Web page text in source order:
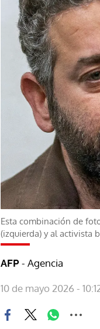
Esta combinación de
(izquierda) y al activista
AFP - Agencia
10 de mayo 2026 -